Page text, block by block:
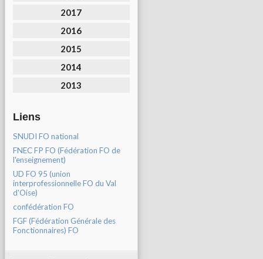
2017
2016
2015
2014
2013
Liens
SNUDI FO national
FNEC FP FO (Fédération FO de
l'enseignement)
UD FO 95 (union
interprofessionnelle FO du Val
d'Oise)
confédération FO
FGF (Fédération Générale des
Fonctionnaires) FO